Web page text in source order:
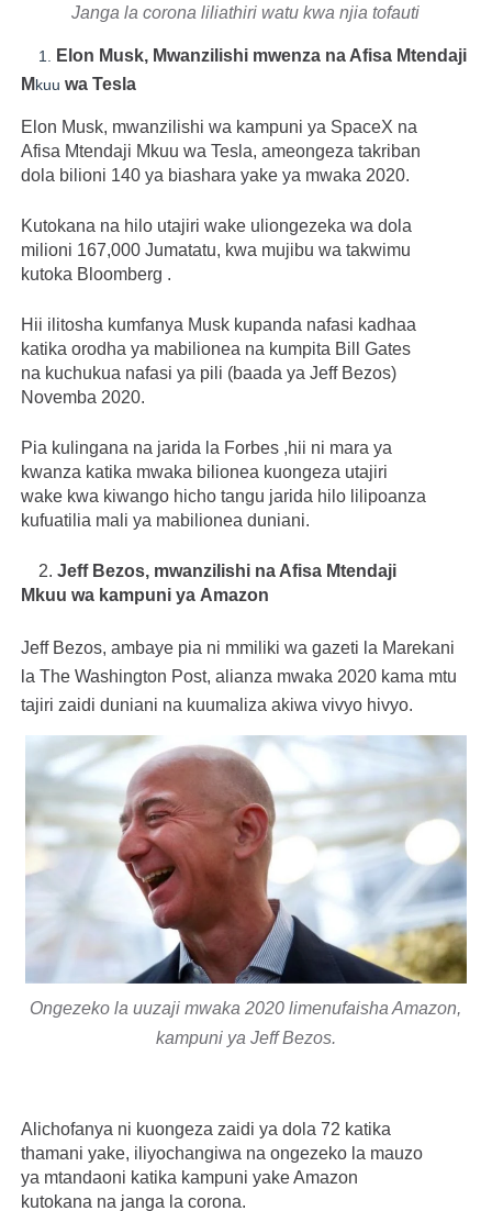
Janga la corona liliathiri watu kwa njia tofauti
1. Elon Musk, Mwanzilishi mwenza na Afisa Mtendaji
Mkuu waTesla
Elon Musk, mwanzilishi wa kampuni ya SpaceX na
Afisa Mtendaji Mkuu wa Tesla, ameongeza takriban
dola bilioni 140 ya biashara yake ya mwaka 2020.
Kutokana na hilo utajiri wake uliongezeka wa dola
milioni 167,000 Jumatatu, kwa mujibu wa takwimu
kutoka Bloomberg .
Hii ilitosha kumfanya Musk kupanda nafasi kadhaa
katika orodha ya mabilionea na kumpita Bill Gates
na kuchukua nafasi ya pili (baada ya Jeff Bezos)
Novemba 2020.
Pia kulingana na jarida la Forbes ,hii ni mara ya
kwanza katika mwaka bilionea kuongeza utajiri
wake kwa kiwango hicho tangu jarida hilo lilipoanza
kufuatilia mali ya mabilionea duniani.
2. Jeff Bezos, mwanzilishi na Afisa Mtendaji
Mkuu wa kampuni ya Amazon
Jeff Bezos, ambaye pia ni mmiliki wa gazeti la Marekani
la The Washington Post, alianza mwaka 2020 kama mtu
tajiri zaidi duniani na kuumaliza akiwa vivyo hivyo.
Ongezeko la uuzaji mwaka 2020 limenufaisha Amazon,
kampuni ya Jeff Bezos.
Alichofanya ni kuongeza zaidi ya dola 72 katika
thamani yake, iliyochangiwa na ongezeko la mauzo
ya mtandaoni katika kampuni yake Amazon
kutokana na janga la corona.